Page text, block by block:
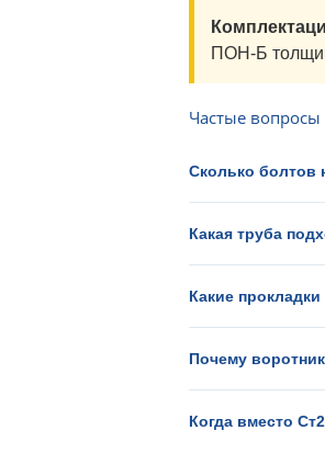
ПОН-Б
Частые вопросы
Сколько болтов
Какая труба
Какие
Почему
Когда вместо